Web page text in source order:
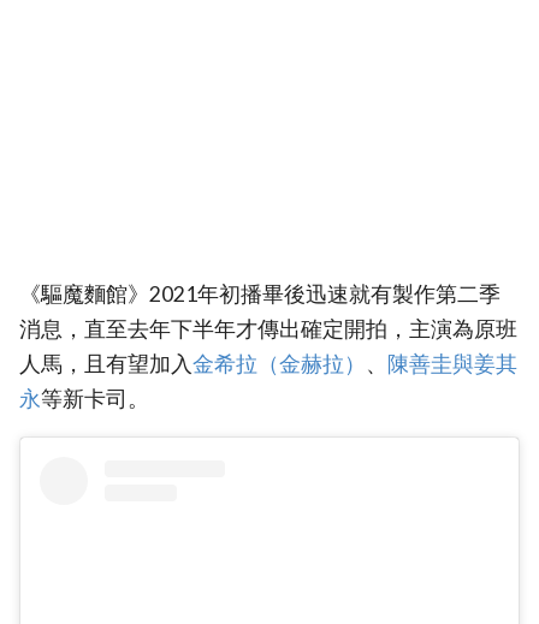
《驅魔麵館》2021年初播畢後迅速就有製作第二季
消息，直至去年下半年才傳出確定開拍，主演為原班
人馬，且有望加入金希拉（金赫拉） 、 ‎陳善圭與姜其
永等新卡司。